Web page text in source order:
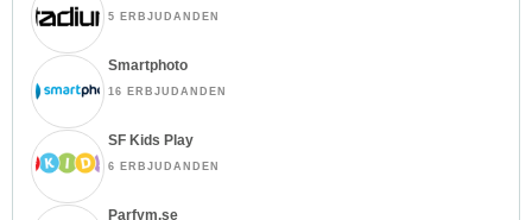
5 ERBJUDANDEN
Smartphoto
16 ERBJUDANDEN
SF Kids Play
6 ERBJUDANDEN
Parfym.se